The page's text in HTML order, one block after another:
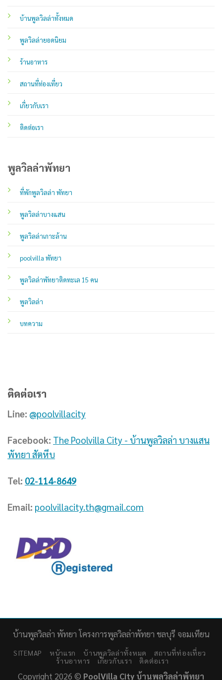
บ้านพูลวิลล่าทั้งหมด
พูลวิลล่ายอดนิยม
ร้านอาหาร
สถานที่ท่องเที่ยว
เกี่ยวกับเรา
ติดต่อเรา
พูลวิลล่าพัทยา
ที่พักพูลวิลล่า พัทยา
พูลวิลล่าบางแสน
พูลวิลล่าเกาะล้าน
poolvilla พัทยา
พูลวิลล่าพัทยาติดทะเล 15 คน
พูลวิลล่า
บทความ
ติดต่อเรา
Line: @poolvillacity
Facebook: The Poolvilla City - บ้านพูลวิลล่า บางแสน
พัทยา สัตหีบ
Tel: 02-114-8649
Email: poolvillacity.th@gmail.com
บ้านพูลวิลล่า พัทยา โครงการพูลวิลล่าพัทยา ชลบุรี จอมเทียน
SITEMAP หน้าแรก บ้านพูลวิลล่าทั้งหมด
สถานที่ท่องเที่ยว
ร้านอาหาร
เกี่ยวกับเรา ติดต่อเรา
Copyright 2026 © PoolVilla City บ้านพูลวิลล่าพัทยา